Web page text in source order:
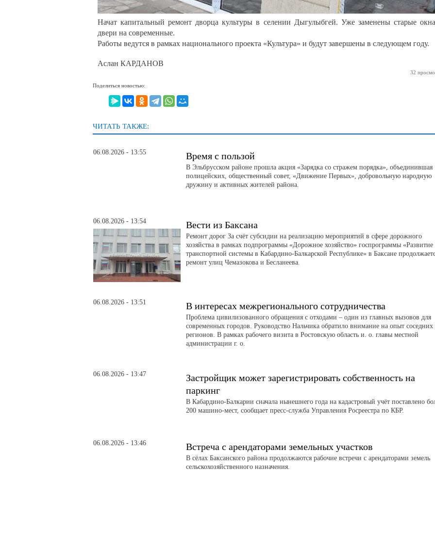
Начат капитальный ремонт дворца культуры в селении Дыгулыбгей. Уже заменены старые
двери на современные.
Работы ведутся в рамках национального проекта «Культура» и будут завершены в следующем году.
Аслан КАРДАНОВ
32
Поделиться новостью:
ЧИТАТЬ ТАКЖЕ:
06.08.2026 - 13:55 Время с пользой
В Эльбрусском районе прошла акция «Зарядка со стражем порядка», объединившая
полицейских, общественный совет, «Движение Первых», добровольную народную
дружину и активных жителей района.
06.08.2026 - 13:54 Вести из Баксана
Ремонт дорог За счёт субсидии на реализацию мероприятий в сфере дорожного
хозяйства в рамках подпрограммы «Дорожное хозяйство» госпрограммы «Развитие
транспортной системы в Кабардино-Балкарской Республике» в Баксане
ремонт улиц Чемазокова и Бесланеева.
06.08.2026 - 13:51 В интересах межрегионального сотрудничества
Проблема цивилизованного обращения с отходами – один из главных вызовов для
современных городов. Руководство Нальчика обратило внимание на опыт соседних
регионов. В рамках рабочего визита в Ростовскую область и. о. главы местной
администрации г. о.
06.08.2026 - 13:47
Застройщик может зарегистрировать собственность на
паркинг
В Кабардино-Балкарии сначала нынешнего года на кадастровый учёт поставлено
200 машино-мест, сообщает пресс-служба Управления Росреестра по КБР.
06.08.2026 - 13:46 Встреча с арендаторами земельных участков
В сёлах Баксанского района продолжаются рабочие встречи с арендаторами земель
сельскохозяйственного назначения.